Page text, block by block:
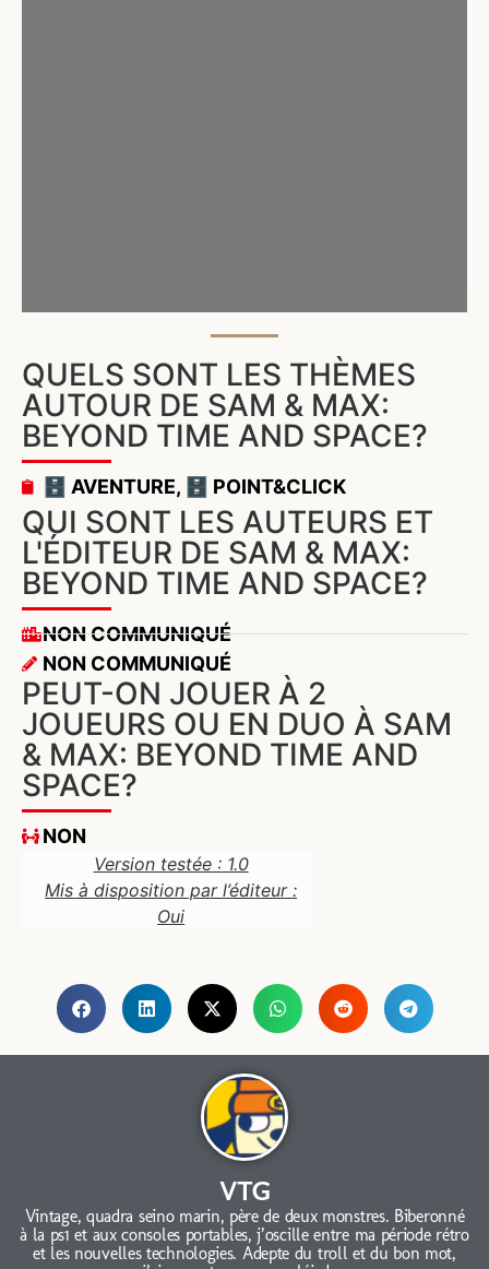
QUELS SONT LES THÈMES
AUTOUR DE SAM & MAX:
BEYOND TIME AND SPACE?
🗄️ AVENTURE, 🗄️ POINT&CLICK
QUI SONT LES AUTEURS ET
L'ÉDITEUR DE SAM & MAX:
BEYOND TIME AND SPACE?
NON COMMUNIQUÉ
NON COMMUNIQUÉ
PEUT-ON JOUER À 2
JOUEURS OU EN DUO À SAM
& MAX: BEYOND TIME AND
SPACE?
NON
Version testée : 1.0
Mis à disposition par l’éditeur :
Oui
VTG
Vintage, quadra seino marin, père de deux monstres. Biberonné
à la ps1 et aux consoles portables, j’oscille entre ma période rétro
et les nouvelles technologies. Adepte du troll et du bon mot,